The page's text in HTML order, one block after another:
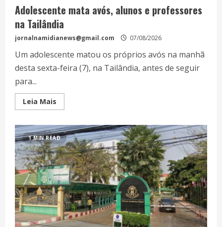
Adolescente mata avós, alunos e professores
na Tailândia
jornalnamidianews@gmail.com 07/08/2026
Um adolescente matou os próprios avós na manhã
desta sexta-feira (7), na Tailândia, antes de seguir
para...
Leia Mais
1 MIN READ